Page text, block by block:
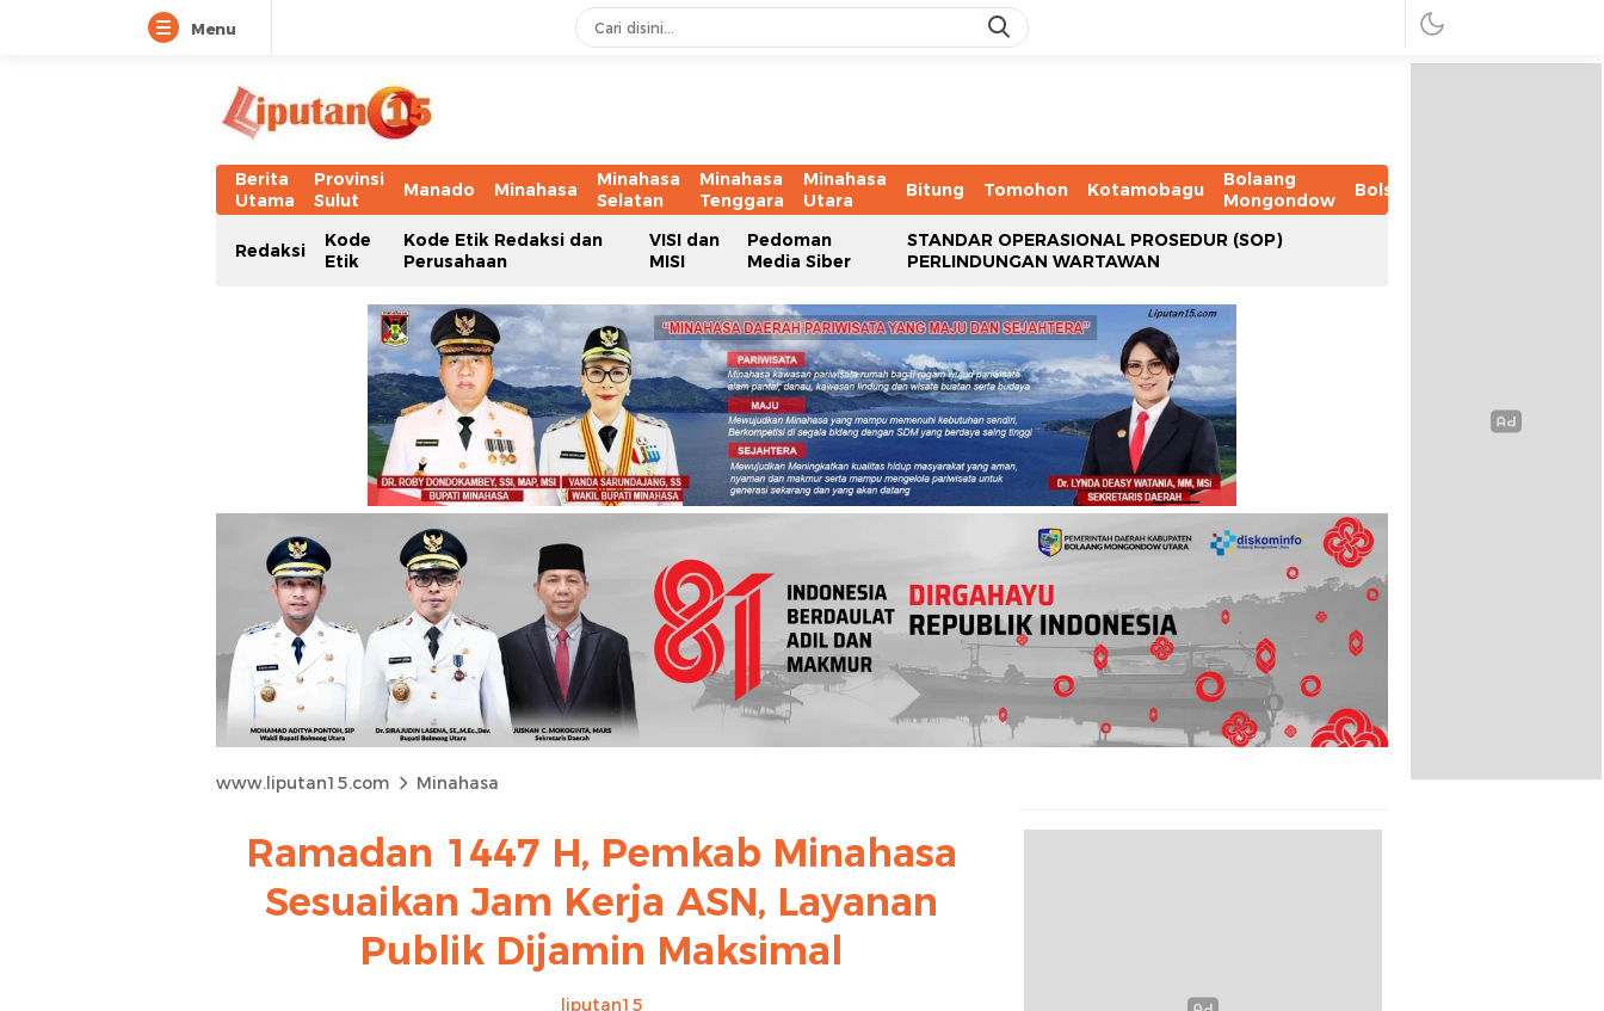
Menu
Berita
Utama
Provinsi
Sulut
Manado Minahasa
Minahasa
Selatan
Minahasa
Tenggara
Minahasa
Utara
Bitung Tomohon Kotamobagu
Bolaang
Mongondow
Bolsel
Redaksi
Kode
Etik
Kode Etik Redaksi dan
Perusahaan
VISI dan
MISI
Pedoman
Media Siber
STANDAR OPERASIONAL PROSEDUR (SOP)
PERLINDUNGAN WARTAWAN
www.liputan15.com Minahasa
Ramadan 1447 H, Pemkab Minahasa
Sesuaikan Jam Kerja ASN, Layanan
Publik Dijamin Maksimal
liputan15